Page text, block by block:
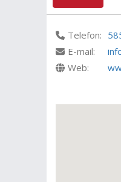
Telefon:
E-mail:
Web: